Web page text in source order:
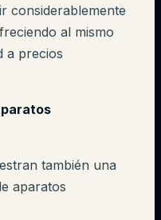
considerablemente
al mismo
a precios
también una
aparatos